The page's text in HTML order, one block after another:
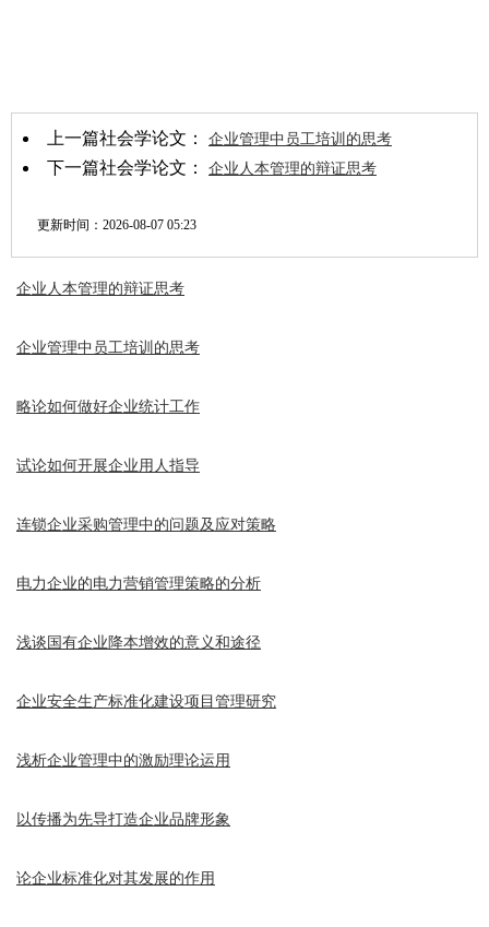
上一篇社会学论文： 企业管理中员工培训的思考
下一篇社会学论文： 企业人本管理的辩证思考
更新时间： 2026-08-07 05:23
企业人本管理的辩证思考
企业管理中员工培训的思考
略论如何做好企业统计工作
试论如何开展企业用人指导
连锁企业采购管理中的问题及应对策略
电力企业的电力营销管理策略的分析
浅谈国有企业降本增效的意义和途径
企业安全生产标准化建设项目管理研究
浅析企业管理中的激励理论运用
以传播为先导打造企业品牌形象
论企业标准化对其发展的作用